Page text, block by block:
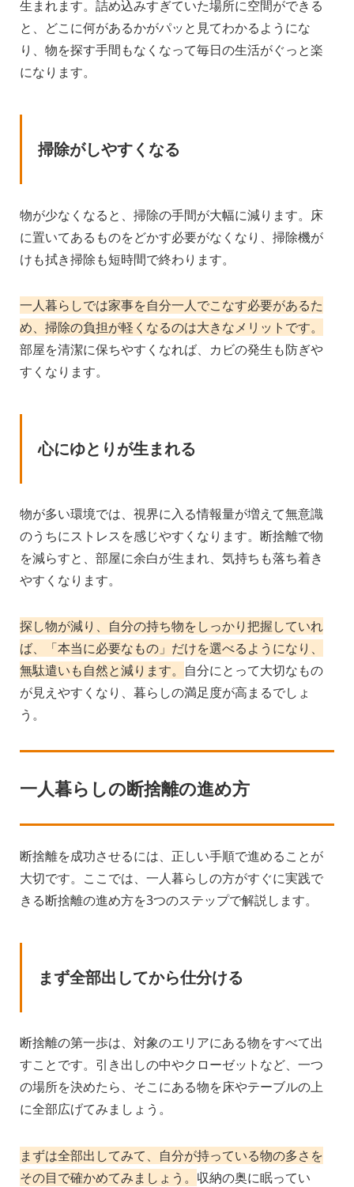
生まれます。詰め込みすぎていた場所に空間ができる
と、どこに何があるかがパッと見てわかるようにな
り、物を探す手間もなくなって毎日の生活がぐっと楽
になります。
掃除がしやすくなる
物が少なくなると、掃除の手間が大幅に減ります。床
に置いてあるものをどかす必要がなくなり、掃除機が
けも拭き掃除も短時間で終わります。
一人暮らしでは家事を自分一人でこなす必要があるた
め、掃除の負担が軽くなるのは大きなメリットです。
部屋を清潔に保ちやすくなれば、カビの発生も防ぎや
すくなります。
心にゆとりが生まれる
物が多い環境では、視界に入る情報量が増えて無意識
のうちにストレスを感じやすくなります。断捨離で物
を減らすと、部屋に余白が生まれ、気持ちも落ち着き
やすくなります。
探し物が減り、自分の持ち物をしっかり把握していれ
ば、「本当に必要なもの」だけを選べるようになり、
無駄遣いも自然と減ります。 自分にとって大切なもの
が見えやすくなり、暮らしの満足度が高まるでしょ
う。
一人暮らしの断捨離の進め方
断捨離を成功させるには、正しい手順で進めることが
大切です。ここでは、一人暮らしの方がすぐに実践で
きる断捨離の進め方を3つのステップで解説します。
まず全部出してから仕分ける
断捨離の第一歩は、対象のエリアにある物をすべて出
すことです。引き出しの中やクローゼットなど、一つ
の場所を決めたら、そこにある物を床やテーブルの上
に全部広げてみましょう。
まずは全部出してみて、自分が持っている物の多さを
その目で確かめてみましょう。 収納の奥に眠ってい